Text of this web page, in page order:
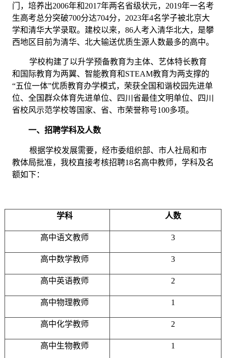
门，培养出2006年和2017年两名省级状元，2019年一名考
生高考总分突破700分达704分，2023年4名学子被北京大
学和清华大学录取。建校以来，86人考入清华北大，是攀
西地区目前为清华、北大输送优质生源人数最多的高中。
学校构建了以升学预备教育为主体、艺体特长教育
和国际教育为两翼、智能教育和STEAM教育为两支撑的
“五位一体”优质教育办学模式，荣获全国和谐校园先进单
位、全国群众体育先进单位、四川省最佳文明单位、四川
省校风示范学校等国家、省、市荣誉称号100多项。
一、招聘学科及人数
根据学校发展需要，经市委组织部、市人社局和市
教体局批准，我校直接考核招聘18名高中教师，学科及名
额如下：
学科 人数
高中语文教师 3
高中数学教师 3
高中英语教师 2
高中物理教师 1
高中化学教师 2
高中生物教师 1